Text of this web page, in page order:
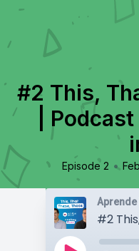
#2 This,
|
Episode 2 •